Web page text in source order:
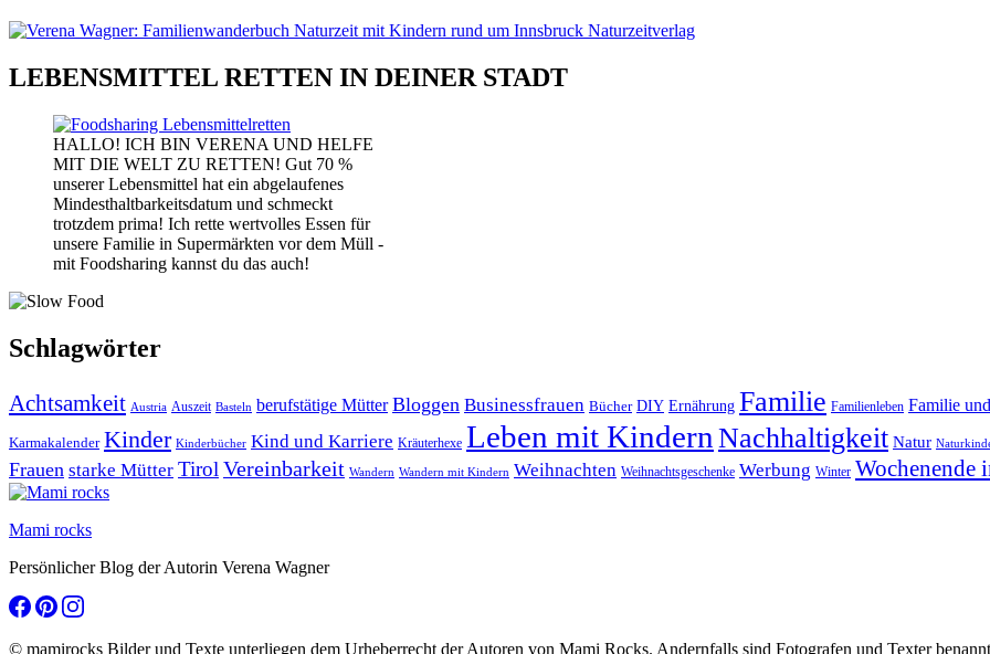
LEBENSMITTEL RETTEN IN DEINER STADT
HALLO! ICH BIN VERENA UND HELFE
MIT DIE WELT ZU RETTEN! Gut 70 %
unserer Lebensmittel hat ein abgelaufenes
Mindesthaltbarkeitsdatum und schmeckt
trotzdem prima! Ich rette wertvolles Essen für
unsere Familie in Supermärkten vor dem Müll -
mit Foodsharing kannst du das auch!
Schlagwörter
Achtsamkeit Austria Auszeit Basteln berufstätige Mütter Bloggen Businessfrauen Bücher DIY Ernährung Familie Familienleben Familie
Karmakalender Kinder Kinderbücher Kind und Karriere Kräuterhexe Leben mit Kindern Nachhaltigkeit Natur
Frauen starke Mütter Tirol Vereinbarkeit Wandern Wandern mit Kindern Weihnachten Weihnachtsgeschenke Werbung Winter Wochenende
Mami rocks
Persönlicher Blog der Autorin Verena Wagner
© mamirocks Bilder und Texte unterliegen dem Urheberrecht der Autoren von Mami Rocks. Andernfalls sind Fotografen und Texter